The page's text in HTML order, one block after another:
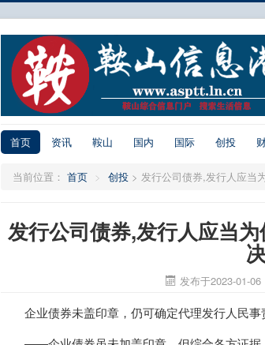
首页 资讯 鞍山 国内 国际 创投
当前位置： 首页 > 创投 > 发行公司债券,发行人应当
发行公司债券,发行人应当
发布于2023-01-06
企业债券未盖印章，仍可确定代理发行人民事